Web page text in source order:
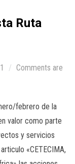
Ruta
Comments are
febrero de la
valor como parte
y servicios
«CETECIMA,